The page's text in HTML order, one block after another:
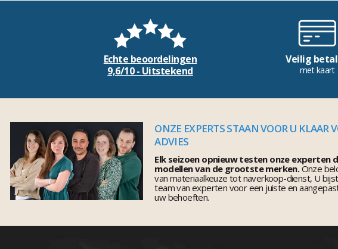
Echte beoordelingen
9,6/10 - Uitstekend
Veilig
met kaart
ONZE EXPERTS STAAN VOOR U KLAAR
ADVIES
Elk seizoen opnieuw testen onze experten
modellen van de grootste merken.Onze
van materiaalkeuze tot naverkoop-dienst, U
team van experten voor een juiste en
uw behoeften.